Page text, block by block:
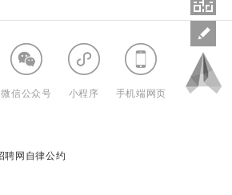
微信公众号 小程序 手机端网页
聘网自律公约